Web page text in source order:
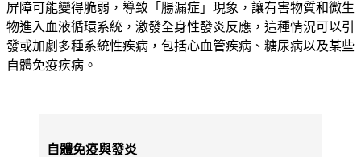
屏障可能變得脆弱，導致「腸漏症」現象，讓有害物質和微生
物進入血液循環系統，激發全身性發炎反應，這種情況可以引
發或加劇多種系統性疾病，包括心血管疾病、糖尿病以及某些
自體免疫疾病。
自體免疫與發炎